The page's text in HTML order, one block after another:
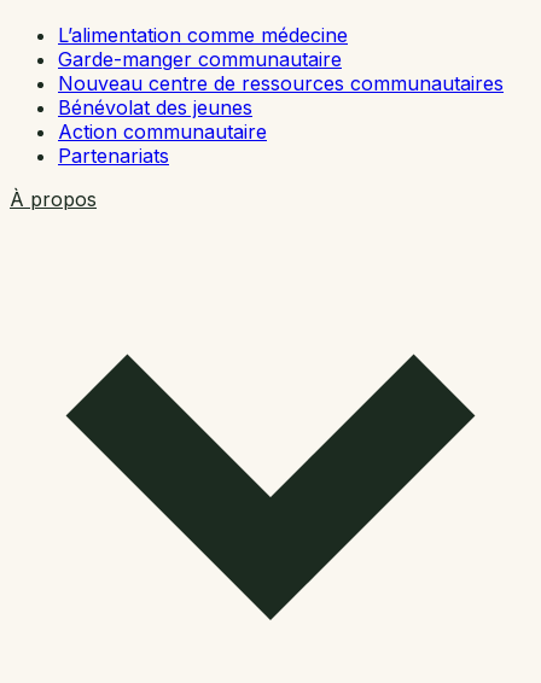
L’alimentation comme médecine
Garde-manger communautaire
Nouveau centre de ressources communautaires
Bénévolat des jeunes
Action communautaire
Partenariats
À propos